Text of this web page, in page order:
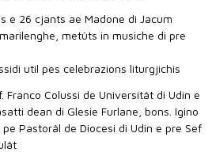
e 26 cjants ae Madone di Jacum
metûts in musiche di pre
util pes celebrazions liturgjichis
Franco Colussi de Universitât di Udin e
dean di Glesie Furlane, bons. Igino
Pastorâl de Diocesi di Udin e pre Sef